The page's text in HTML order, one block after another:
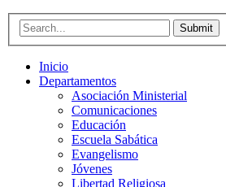
Submit
Inicio
Departamentos
Asociación Ministerial
Comunicaciones
Educación
Escuela Sabática
Evangelismo
Jóvenes
Libertad Religiosa